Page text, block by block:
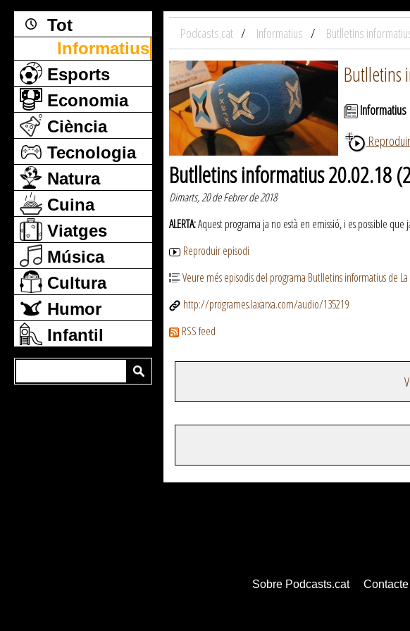
Tot
Informatius
Esports
Economia
Ciència
Tecnologia
Natura
Cuina
Viatges
Música
Cultura
Humor
Infantil
Podcasts.cat Informatius Butlletins
Butlletins
Informatius
Reproduir
Butlletins informatius 20.02.18
Dimarts, 20 de Febrer de 2018
ALERTA:Aquest programa ja no està en emissió, i es possible
Reproduir episodi
Veure més episodis del programa Butlletins informatius de La
http://programes.laxarxa.com/audio/135219
RSS feed
Sobre Podcasts.cat Contacte